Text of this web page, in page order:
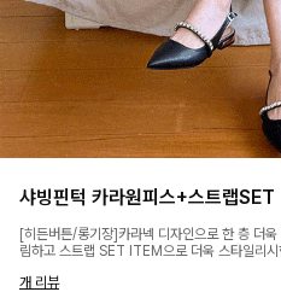
샤빙핀턱 카라원피스+스트랩SET
[히든버튼/롱기장]카라넥 디자인으로 한 층 더
림하고 스트랩 SET ITEM으로 더욱 스타일리
개 리뷰